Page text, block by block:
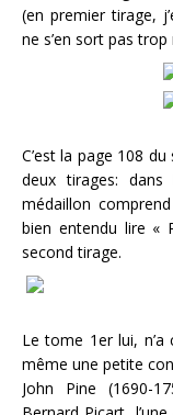
(en premier tirage,
ne s’en sort pas trop
C’est la page 108
deux tirages:
médaillon
bien entendu lire «
second tirage.
Le tome 1er lui, n’a
même une petite
John Pine (1690-